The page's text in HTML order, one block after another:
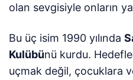
olan sevgisiyle onların
Bu üç isim 1990 yılında
Kulübünü kurdu.
uçmak değil, çocuklara